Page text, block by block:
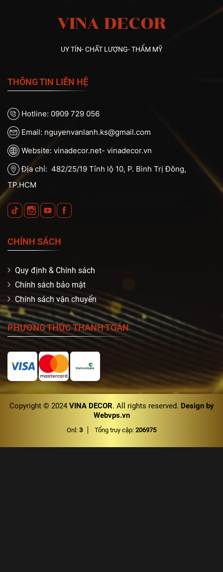
VINA DECOR
UY TÍN- CHẤT LƯỢNG- THẨM MỸ
THÔNG TIN LIÊN HỆ
Hotline: 0909 729 056
Email: nguyenvanlanh.ks@gmail.com
Website: vinadecor.net- vinadecor.vn
Địa chỉ: 482/25/19 Tỉnh lộ 10, P. Bình Trị Đông,
TP.HCM
CHÍNH SÁCH
Quy định & Chính sách
Chính sách bảo mật
Chính sách vận chuyển
PHƯƠNG THỨC THANH TOÁN
Copyright © 2024 VINA DECOR. All rights reserved. Design by
Webvps.vn
Onl: 3 Tổng truy cập: 206975